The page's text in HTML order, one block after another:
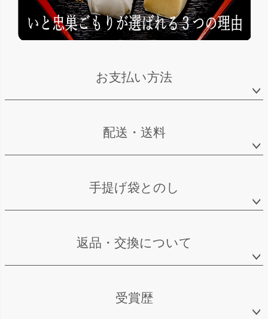
お支払い方法
配送・送料
手提げ袋とのし
返品・交換について
受賞歴